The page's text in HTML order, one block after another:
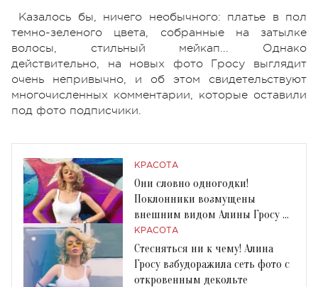
Казалось бы, ничего необычного: платье в пол
темно-зеленого цвета, собранные на затылке
волосы, стильный мейкап... Однако
действительно, на новых фото Гросу выглядит
очень непривычно, и об этом свидетельствуют
многочисленных комментарии, которые оставили
под фото подписчики.
КРАСОТА
Они словно одногодки!
Поклонники возмущены
внешним видом Алины Гросу на
фото с Ириной Билык
КРАСОТА
Стесняться ни к чему! Алина
Гросу взбудоражила сеть фото с
откровенным декольте